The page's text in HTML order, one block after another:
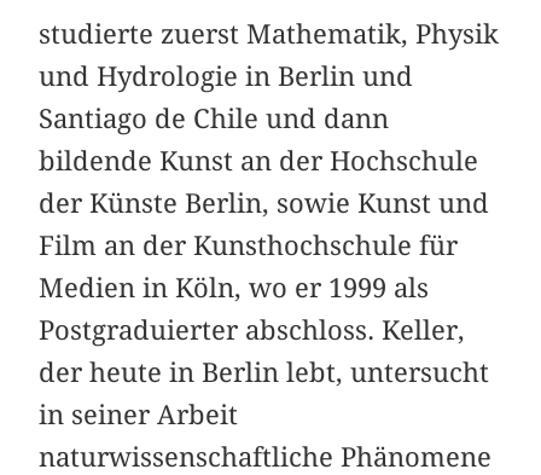
studierte zuerst Mathematik, Physik
und Hydrologie in Berlin und
Santiago de Chile und dann
bildende Kunst an der Hochschule
der Künste Berlin, sowie Kunst und
Film an der Kunsthochschule für
Medien in Köln, wo er 1999 als
Postgraduierter abschloss. Keller,
der heute in Berlin lebt, untersucht
in seiner Arbeit
naturwissenschaftliche Phänomene